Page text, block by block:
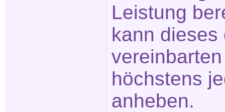
Leistung
kann dieses
höchstens
anheben.